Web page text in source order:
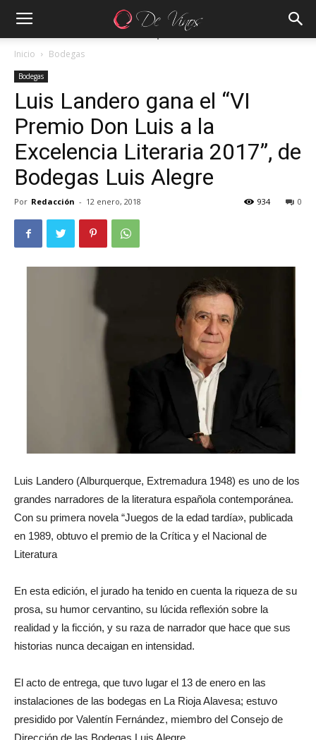
Inicio Bodegas
Bodegas
Luis Landero gana el “VI
Premio Don Luis a la
Excelencia Literaria 2017”, de
Bodegas Luis Alegre
Por Redacción - 12 enero, 2018 0
934
Luis Landero (Alburquerque, Extremadura 1948) es uno de los
grandes narradores de la literatura española contemporánea.
Con su primera novela “Juegos de la edad tardía», publicada
en 1989, obtuvo el premio de la Crítica y el Nacional de
Literatura
En esta edición, el jurado ha tenido en cuenta la riqueza de su
prosa, su humor cervantino, su lúcida reflexión sobre la
realidad y la ficción, y su raza de narrador que hace que sus
historias nunca decaigan en intensidad.
El acto de entrega, que tuvo lugar el 13 de enero en las
instalaciones de las bodegas en La Rioja Alavesa; estuvo
presidido por Valentín Fernández, miembro del Consejo de
Dirección de las Bodegas Luis Alegre.